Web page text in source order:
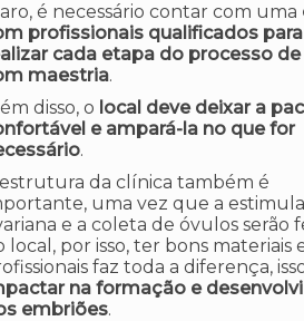
é necessário contar com uma
profissionais qualificados para
cada etapa do processo de
maestria.
disso, o local deve deixar a
e ampará-la no que for
.
da clínica também é
uma vez que a
e a coleta de óvulos serão
local, por isso, ter bons materiais
faz toda a diferença,
na formação e
embriões.